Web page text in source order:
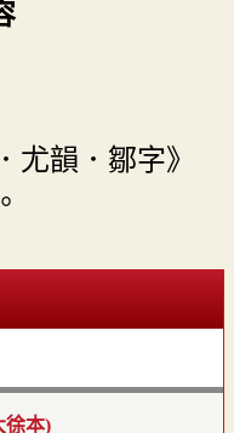
尤韻．鄒字》
徐本)